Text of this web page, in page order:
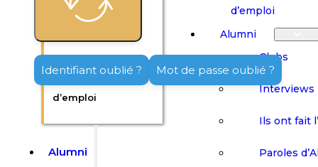
Aide à la recherche
d’emploi
Alumni
d’emploi
Alumni
Clubs
Interviews
Ils ont fait
Paroles
Identifiant oublié ? Mot de passe oublié ?